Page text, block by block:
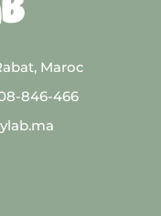
Maroc
846-466